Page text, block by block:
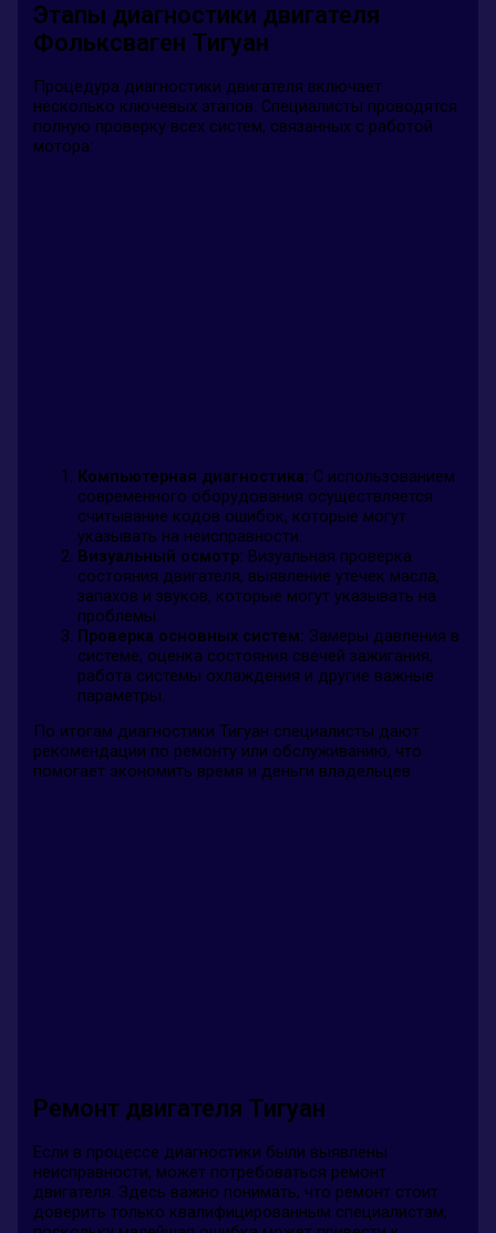
Этапы диагностики двигателя
Фольксваген Тигуан
Процедура диагностики двигателя включает
несколько ключевых этапов. Специалисты проводятся
полную проверку всех систем, связанных с работой
мотора:
Компьютерная диагностика: С использованием
современного оборудования осуществляется
считывание кодов ошибок, которые могут
указывать на неисправности.
Визуальный осмотр: Визуальная проверка
состояния двигателя, выявление утечек масла,
запахов и звуков, которые могут указывать на
проблемы.
Проверка основных систем: Замеры давления в
системе, оценка состояния свечей зажигания,
работа системы охлаждения и другие важные
параметры.
По итогам диагностики Тигуан специалисты дают
рекомендации по ремонту или обслуживанию, что
помогает экономить время и деньги владельцев.
Ремонт двигателя Тигуан
Если в процессе диагностики были выявлены
неисправности, может потребоваться ремонт
двигателя. Здесь важно понимать, что ремонт стоит
доверить только квалифицированным специалистам,